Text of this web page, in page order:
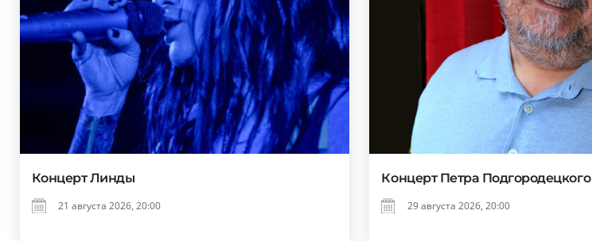
Концерт Линды
21 августа 2026, 20:00
Концерт Петра Подгородецкого
29 августа 2026, 20:00